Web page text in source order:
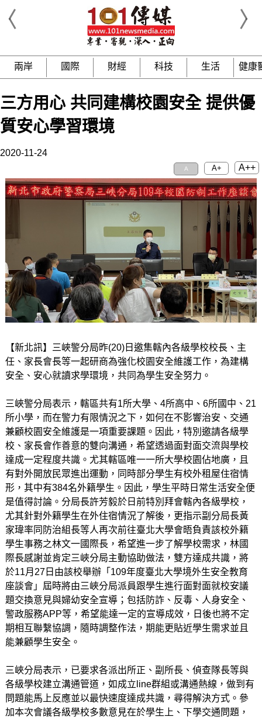
兩岸 國際 財經 科技 生活 健康
三方用心 共同建構校園安全 提供優
質安心學習環境
2020-11-24
A A+ A++
【新北訊】三峽警分局昨(20)日邀集轄內各級學校校長、主
任、家長會長等一起研商為強化校園安全維護工作，為建構
安全、安心就讀求學環境，共同為學生安全努力。
三峽警分局表示，轄區共有1所大學、4所高中、6所國中、21
所小學，而在警力有限情況之下，如何在不影響治安、交通
兼顧校園安全維護是一項重要課題。因此，特別邀請各級學
校、家長會作善意的雙向溝通，希望透過面對面交流與學校
達成一定程度共識。尤其轄區唯一一所大學校園佔地廣，且
有對外開放民眾進出運動，同時部分學生有校外租屋住宿情
形，其中有384名外籍學生。因此，學生平時日常生活安全便
是值得討論。分局長許芳毅於日前特別拜會轄內各級學校，
尤其針對外籍學生在外住宿情況了解後，更指示副分局長黃
家瑋率同防治組長等人再次前往臺北大學會晤負責該校外籍
學生事務之林文一國際長，希望進一步了解學校需求，林國
際長感謝並肯定三峽分局主動協助做法，雙方達成共識，將
於11月27日由該校舉辦「109年度臺北大學境外生安全教育
座談會」屆時將由三峽分局派員跟學生進行面對面就校安議
題交換意見與婦幼安全宣導；包括防詐、反毒、人身安全、
警政服務APP等，希望能達一定的宣導成效，日後也將不定
期相互聯繫協調，隨時調整作法，期能更貼近學生需求並且
能兼顧學生安全。
三峽分局表示，已要求各派出所正、副所長、偵查隊長等與
各級學校建立溝通管道，如成立line群組或溝通熱線，做到有
問題能馬上反應並以最快速度達成共識，尋得解決方式。參
加本次會議各級學校多數意見在於學生上、下學交通問題，